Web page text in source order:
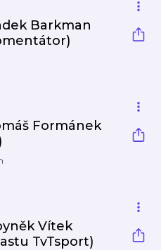
Barkman
Formánek
Vítek
TvTsport)